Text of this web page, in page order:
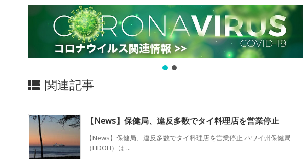
関連記事
【News】保健局、違反多数でタイ料理店を営業停止
【News】保健局、違反多数でタイ料理店を営業停止 ハワイ州保健局
（HDOH）は ...